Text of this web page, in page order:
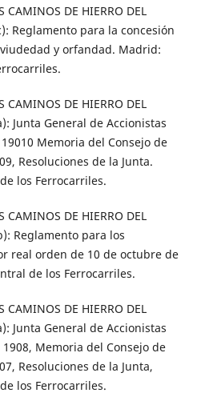
CAMINOS DE HIERRO DEL
Reglamento para la concesión
y orfandad. Madrid:
CAMINOS DE HIERRO DEL
Junta General de Accionistas
Memoria del Consejo de
Resoluciones de la Junta.
los Ferrocarriles.
CAMINOS DE HIERRO DEL
Reglamento para los
real orden de 10 de octubre de
de los Ferrocarriles.
CAMINOS DE HIERRO DEL
Junta General de Accionistas
Memoria del Consejo de
Resoluciones de la Junta,
los Ferrocarriles.